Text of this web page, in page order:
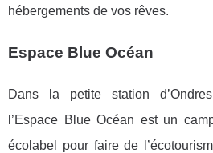
hébergements de vos rêves.
Espace Blue Océan
Dans la petite station
l’Espace Blue Océan est un
écolabel pour faire de